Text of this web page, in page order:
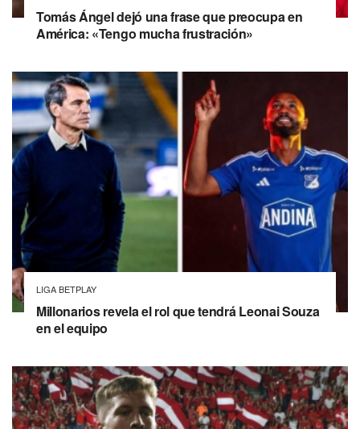
Tomás Ángel dejó una frase que preocupa en
América: «Tengo mucha frustración»
LIGA BETPLAY
Millonarios revela el rol que tendrá Leonai Souza
en el equipo